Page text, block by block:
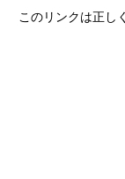
このリンクは正し